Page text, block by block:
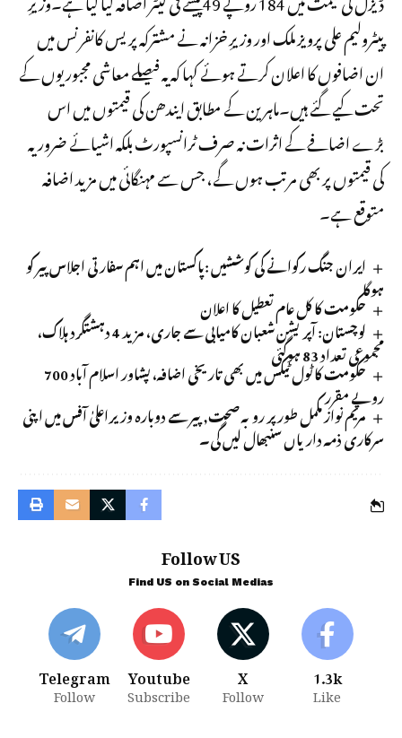
پیٹرولیم علی پرویز ملک اور وزیرِ خزانہ نے مشترکہ پریس کانفرنس میں
ان اضافوں کا اعلان کرتے ہوئے کہا کہ یہ فیصلے معاشی مجبوریوں کے
تحت کیے گئے ہیں۔ماہرین کے مطابق ایندھن کی قیمتوں میں اس
بڑے اضافے کے اثرات نہ صرف ٹرانسپورٹ بلکہ اشیائے ضروریہ
کی قیمتوں پر بھی مرتب ہوں گے، جس سے مہنگائی میں مزید اضافہ
متوقع ہے۔
ایران جنگ رکوانے کی کوششیں :پاکستان میں اہم سفارتی اجلاس پیر کو
ہوگا
حکومت کا کل عام تعطیل کا اعلان
لوچستان: آپریشن شعبان کامیابی سے جاری، مزید 4 دہشتگرد ہلاک،
مجموعی تعداد 83 ہوگئی
حکومت کا ٹول ٹیکس میں بھی تاریخی اضافہ، پشاور اسلام آباد 700
روپے مقرر
مریم نواز مکمل طور پر روبہ صحت, پیر سے دوبارہ وزیراعلیٰ آفس میں اپنی
سرکاری ذمہ داریاں سنبھال لیں گی۔
Follow US
Find US on Social Medias
1.3k
Like
X
Follow
Youtube
Subscribe
Telegram
Follow